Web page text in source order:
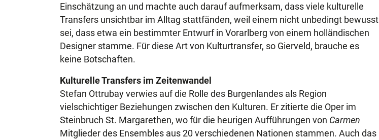
Einschätzung an und machte auch darauf aufmerksam, dass viele kulturelle
Transfers unsichtbar im Alltag stattfänden, weil einem nicht unbedingt bewusst
sei, dass etwa ein bestimmter Entwurf in Vorarlberg von einem holländischen
Designer stamme. Für diese Art von Kulturtransfer, so Gierveld, brauche es
keine Botschaften.
Kulturelle Transfers im Zeitenwandel
Stefan Ottrubay verwies auf die Rolle des Burgenlandes als Region
vielschichtiger Beziehungen zwischen den Kulturen. Er zitierte die Oper im
Steinbruch St. Margarethen, wo für die heurigen Aufführungen von Carmen
Mitglieder des Ensembles aus 20 verschiedenen Nationen stammen. Auch das